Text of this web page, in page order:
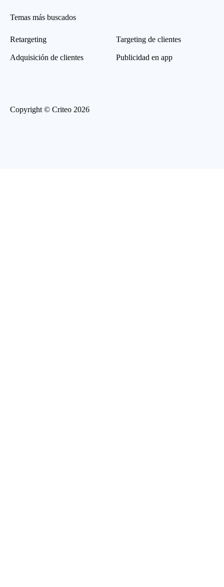
Temas más buscados
Retargeting
Adquisición de clientes
Targeting de clientes
Publicidad en app
Copyright © Criteo 2026